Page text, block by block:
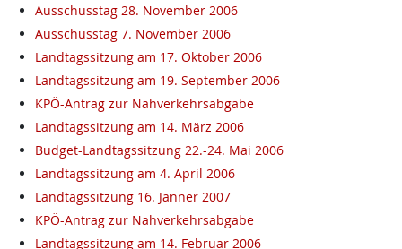
Ausschusstag 28. November 2006
Ausschusstag 7. November 2006
Landtagssitzung am 17. Oktober 2006
Landtagssitzung am 19. September 2006
KPÖ-Antrag zur Nahverkehrsabgabe
Landtagssitzung am 14. März 2006
Budget-Landtagssitzung 22.-24. Mai 2006
Landtagssitzung am 4. April 2006
Landtagssitzung 16. Jänner 2007
KPÖ-Antrag zur Nahverkehrsabgabe
Landtagssitzung am 14. Februar 2006